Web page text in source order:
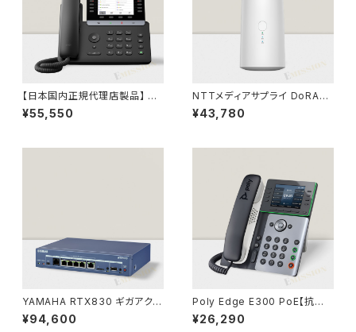
【日本国内正規代理店製品】 M
P55 E2 Teams Yealink IP電
話機 Microsoft Teams Editi
¥55,550
NTTメディアサプライ DoRAC
OON YT40（法人向けクラウド
SIMルーター）
¥43,780
YAMAHA RTX830 ギガアクセ
ス VPN ルーター（ヤマハ）
¥94,600
Poly Edge E300 PoE【抗菌
仕様、802.1x認証、NFC対応】
82M92AA HP(Inc.)
¥26,290